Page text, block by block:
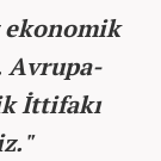
İttifakı